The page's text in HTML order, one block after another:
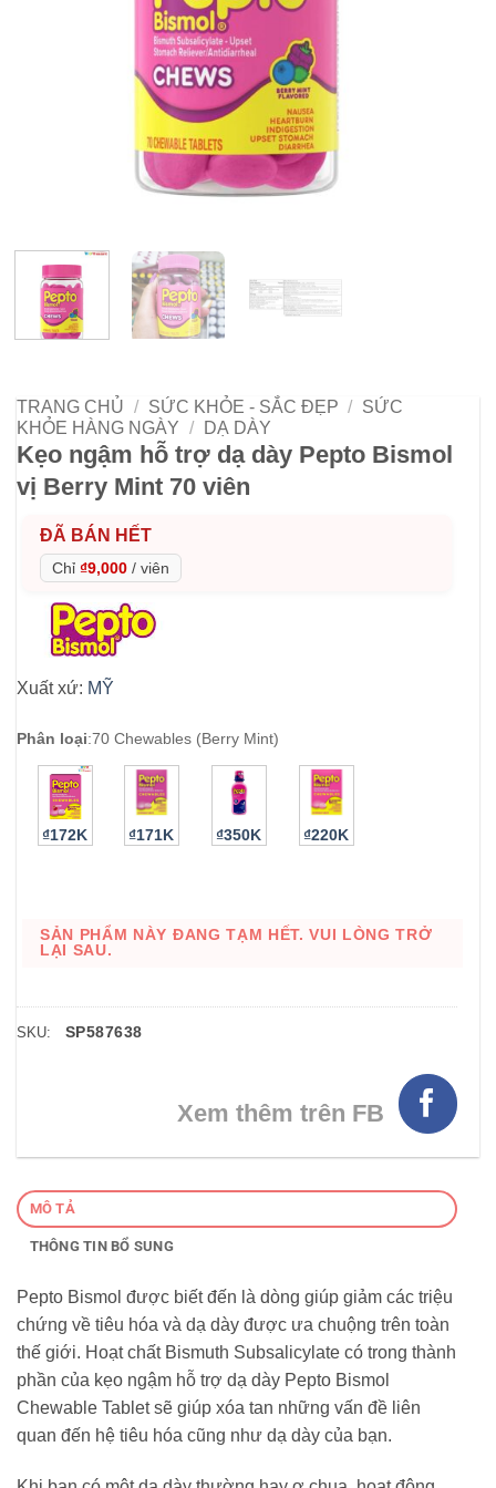
TRANG CHỦ / SỨC KHỎE - SẮC ĐẸP / SỨC
KHỎE HÀNG NGÀY / DẠ DÀY
Kẹo ngậm hỗ trợ dạ dày Pepto Bismol
vị Berry Mint 70 viên
ĐÃ BÁN HẾT
Chỉ ₫9,000 / viên
Xuất xứ: MỸ
Phân loại:70 Chewables (Berry Mint)
₫172K ₫171K ₫350K ₫220K
SẢN PHẨM NÀY ĐANG TẠM HẾT. VUI LÒNG TRỞ
LẠI SAU.
SKU: SP587638
Xem thêm trên FB
MÔ TẢ
THÔNG TIN BỔ SUNG
Pepto Bismol được biết đến là dòng giúp giảm các triệu
chứng về tiêu hóa và dạ dày được ưa chuộng trên toàn
thế giới. Hoạt chất Bismuth Subsalicylate có trong thành
phần của kẹo ngậm hỗ trợ dạ dày Pepto Bismol
Chewable Tablet sẽ giúp xóa tan những vấn đề liên
quan đến hệ tiêu hóa cũng như dạ dày của bạn.